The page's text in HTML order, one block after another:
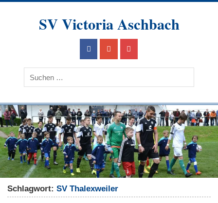
Skip
SV Victoria Aschbach
Ein Verein im Herzen des Saarlandes
Schlagwort:SV Thalexweiler